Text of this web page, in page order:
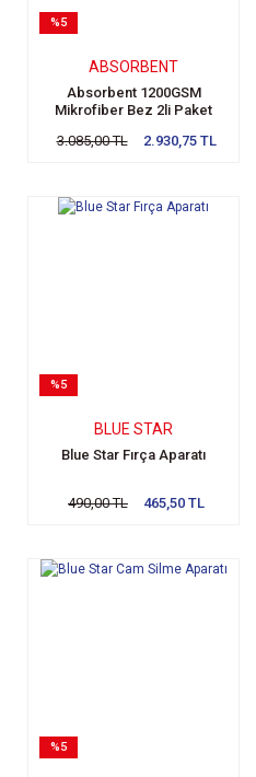
%5
ABSORBENT
Absorbent 1200GSM
Mikrofiber Bez 2li Paket
3.085,00 TL
2.930,75 TL
%5
BLUE STAR
Blue Star Fırça Aparatı
490,00 TL 465,50 TL
%5